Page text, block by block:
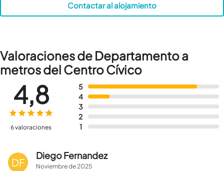
Contactar al alojamiento
Valoraciones de Departamento a
metros del Centro Cívico
5
4
3
2
1
4,8
6 valoraciones
DF
Diego Fernandez
Noviembrede2025